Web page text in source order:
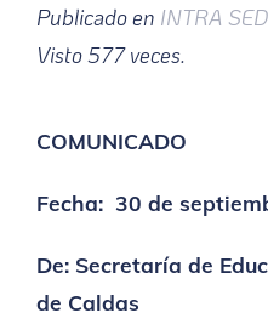
Publicado en INTRA
Visto577veces.
COMUNICADO
Fecha: 30 de
De: Secretaría de
de Caldas